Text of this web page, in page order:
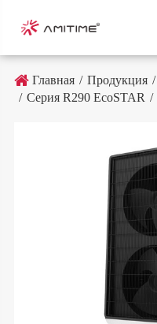
Главная Продукция
Серия R290 EcoSTAR